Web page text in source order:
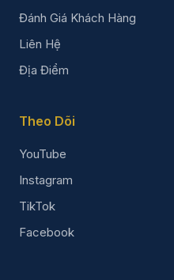
Đánh Giá Khách Hàng
Liên Hệ
Địa Điểm
Theo Dõi
YouTube
Instagram
TikTok
Facebook